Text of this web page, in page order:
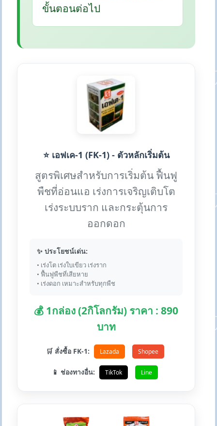
ขั้นตอนต่อไป
⭐ เอฟเค-1 (FK-1) - ตัวหลักเริ่มต้น
สูตรพิเศษสำหรับการเริ่มต้น ฟื้นฟู
พืชที่อ่อนแอ เร่งการเจริญเติบโต
เร่งระบบราก และกระตุ้นการ
ออกดอก
✨ ประโยชน์เด่น:
• เร่งโต เร่งใบเขียว เร่งราก
• ฟื้นฟูพืชที่เสียหาย
• เร่งดอก เหมาะสำหรับทุกพืช
💰 1กล่อง (2กิโลกรัม) ราคา : 890
บาท
🛒 สั่งซื้อ FK-1: Lazada Shopee
📱 ช่องทางอื่น: TikTok Line